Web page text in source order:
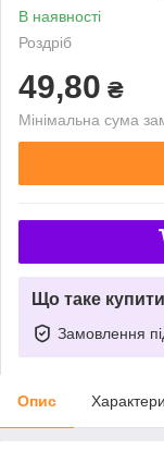
В наявності
Роздріб
49,80 ₴
Мінімальна сума
Що таке
Замовлення
Опис